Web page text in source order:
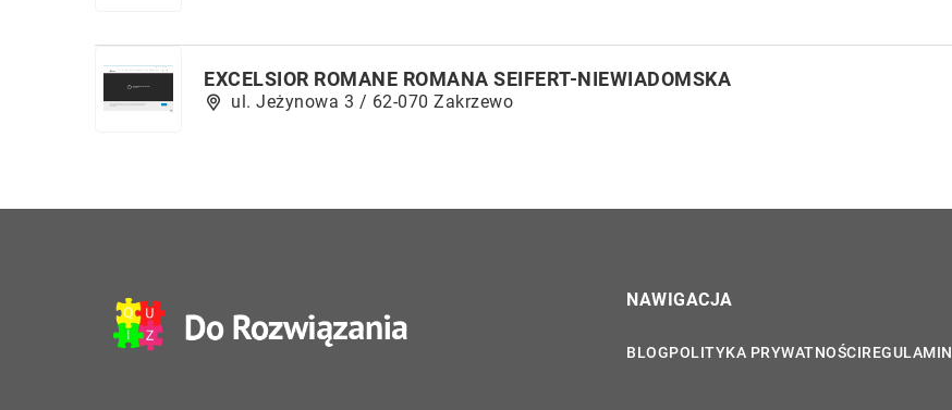
EXCELSIOR ROMANE ROMANA SEIFERT-NIEWIADOMSKA
ul. Jeżynowa 3 / 62-070 Zakrzewo
NAWIGACJA
BLOGPOLITYKA PRYWATNOŚCIREGULAMIN